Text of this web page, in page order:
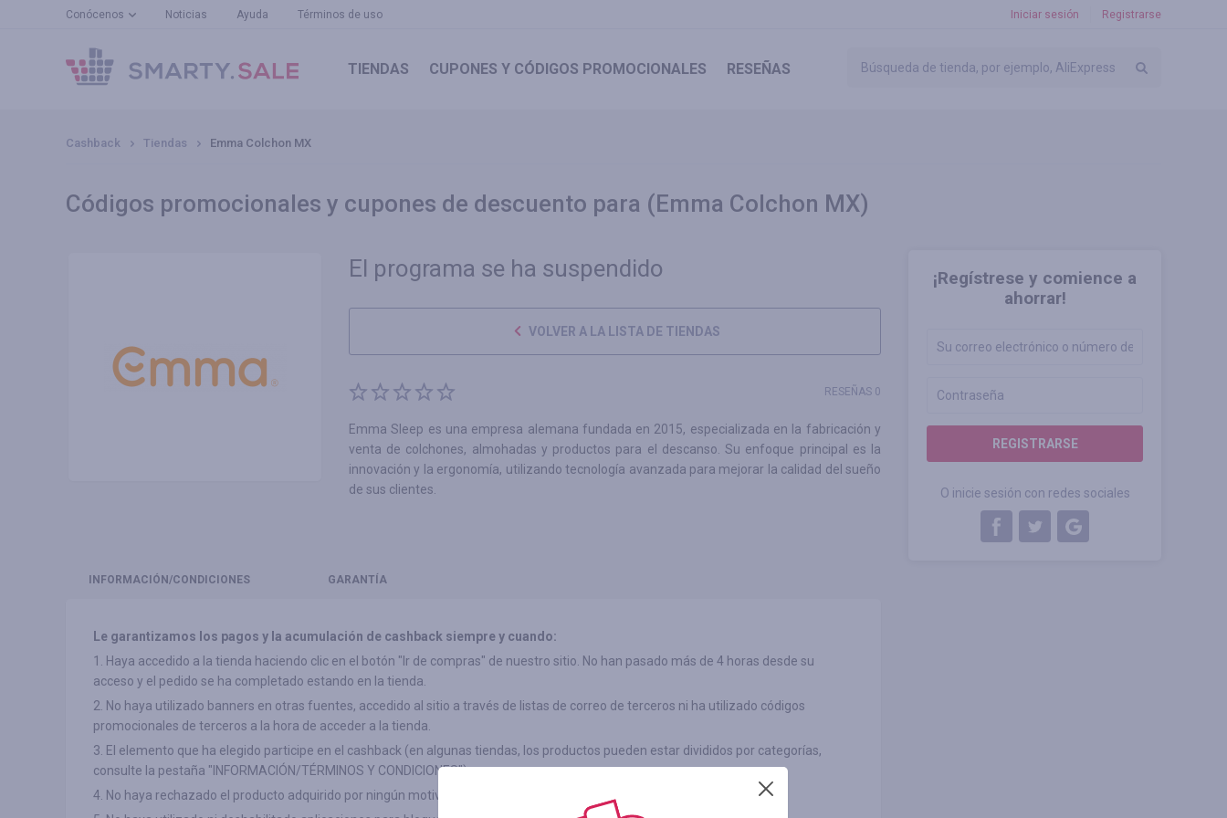
Conócenos Noticias Ayuda Términos de uso Iniciar sesión Registrarse
TIENDAS CUPONES Y CÓDIGOS PROMOCIONALES RESEÑAS
Cashback Tiendas Emma Colchon MX
Códigos promocionales y cupones de descuento para (Emma Colchon MX)
¡Regístrese y comience a
ahorrar!
REGISTRARSE
O inicie sesión con redes sociales
El programa se ha suspendido
VOLVER A LA LISTA DE TIENDAS
RESEÑAS 0
Emma Sleep es una empresa alemana fundada en 2015, especializada en la fabricación y
venta de colchones, almohadas y productos para el descanso. Su enfoque principal es la
innovación y la ergonomía, utilizando tecnología avanzada para mejorar la calidad del sueño
de sus clientes.
INFORMACIÓN /CONDICIONES GARANTÍA
Le garantizamos los pagos y la acumulación de cashback siempre y cuando:
1. Haya accedido a la tienda haciendo clic en el botón "Ir de compras" de nuestro sitio. No han pasado más de 4 horas desde su
acceso y el pedido se ha completado estando en la tienda.
2. No haya utilizado banners en otras fuentes, accedido al sitio a través de listas de correo de terceros ni ha utilizado códigos
promocionales de terceros a la hora de acceder a la tienda.
3. El elemento que ha elegido participe en el cashback (en algunas tiendas, los productos pueden estar divididos por categorías,
consulte la pestaña "INFORMACIÓN/TÉRMINOS Y CONDICIONES")
4. No haya rechazado el producto adquirido por ningún motivo después del pago.